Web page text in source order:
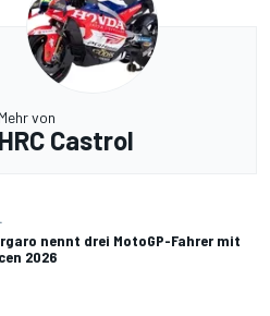
Mehr von
Castrol
nennt drei MotoGP-Fahrer mit
2026